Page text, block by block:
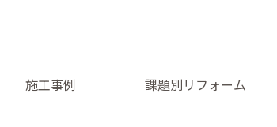
施工事例 課題別リフォーム